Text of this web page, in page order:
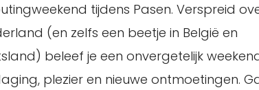
tijdens Pasen. Verspreid
(en zelfs een beetje in België en
beleef je een onvergetelijk
plezier en nieuwe ontmoetingen.